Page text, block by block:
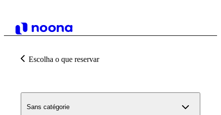
Escolha o que reservar
Sans catégorie